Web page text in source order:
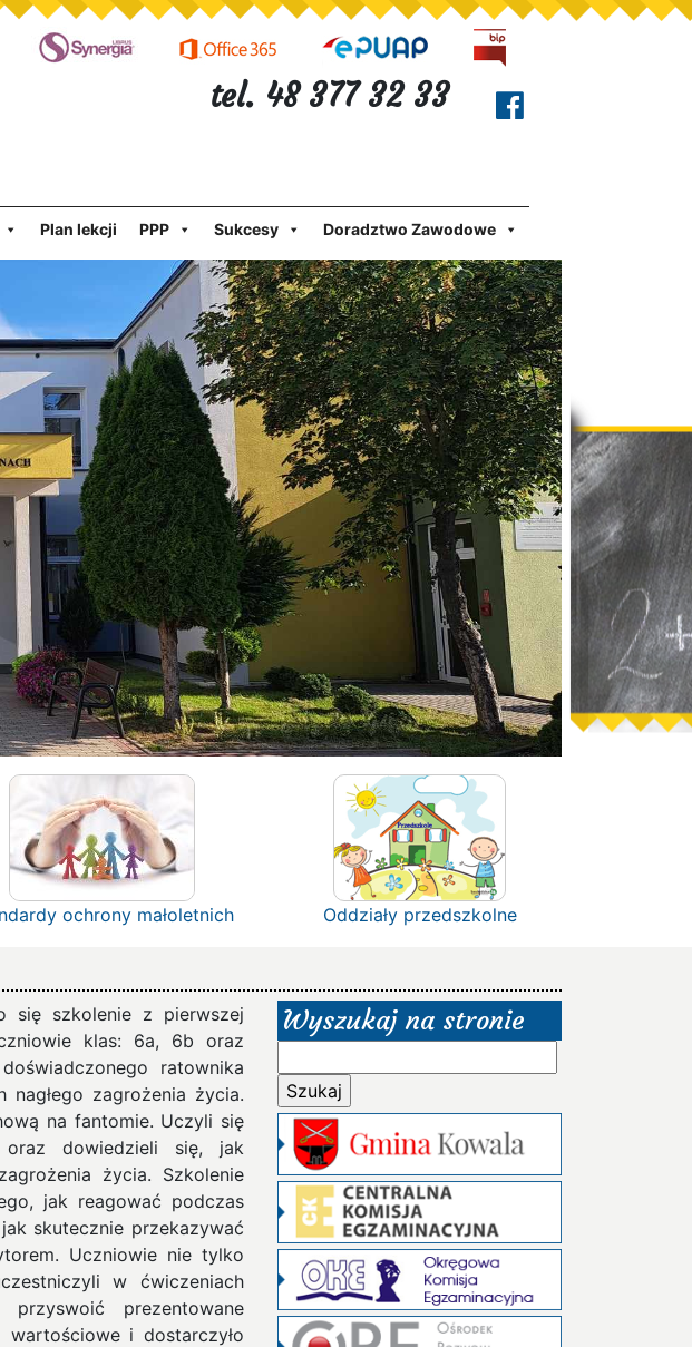
tel. 48 377 32 33
Plan lekcji PPP Sukcesy Doradztwo Zawodowe
ochrony małoletnich Oddziały przedszkolne
się szkolenie z pierwszej
klas: 6a, 6b oraz
ratownika
zagrożenia życia.
na fantomie. Uczyli się
oraz dowiedzieli się, jak
życia. Szkolenie
jak reagować podczas
skutecznie przekazywać
Uczniowie nie tylko
w ćwiczeniach
prezentowane
wartościowe i dostarczyło
Wyszukaj na stronie